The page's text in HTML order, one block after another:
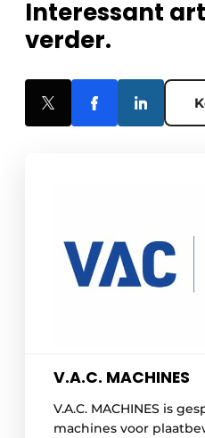
Interessant
verder.
V.A.C. MACHINES
V.A.C. MACHINES is
machines voor